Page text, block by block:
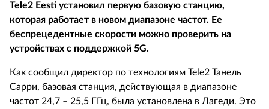
Tele2 Eesti установил первую базовую станцию,
которая работает в новом диапазоне частот. Ее
беспрецедентные скорости можно проверить на
устройствах с поддержкой 5G.
Как сообщил директор по технологиям Tele2 Танель
Сарри, базовая станция, действующая в диапазоне
частот 24,7 – 25,5 ГГц, была установлена в Лагеди. Это